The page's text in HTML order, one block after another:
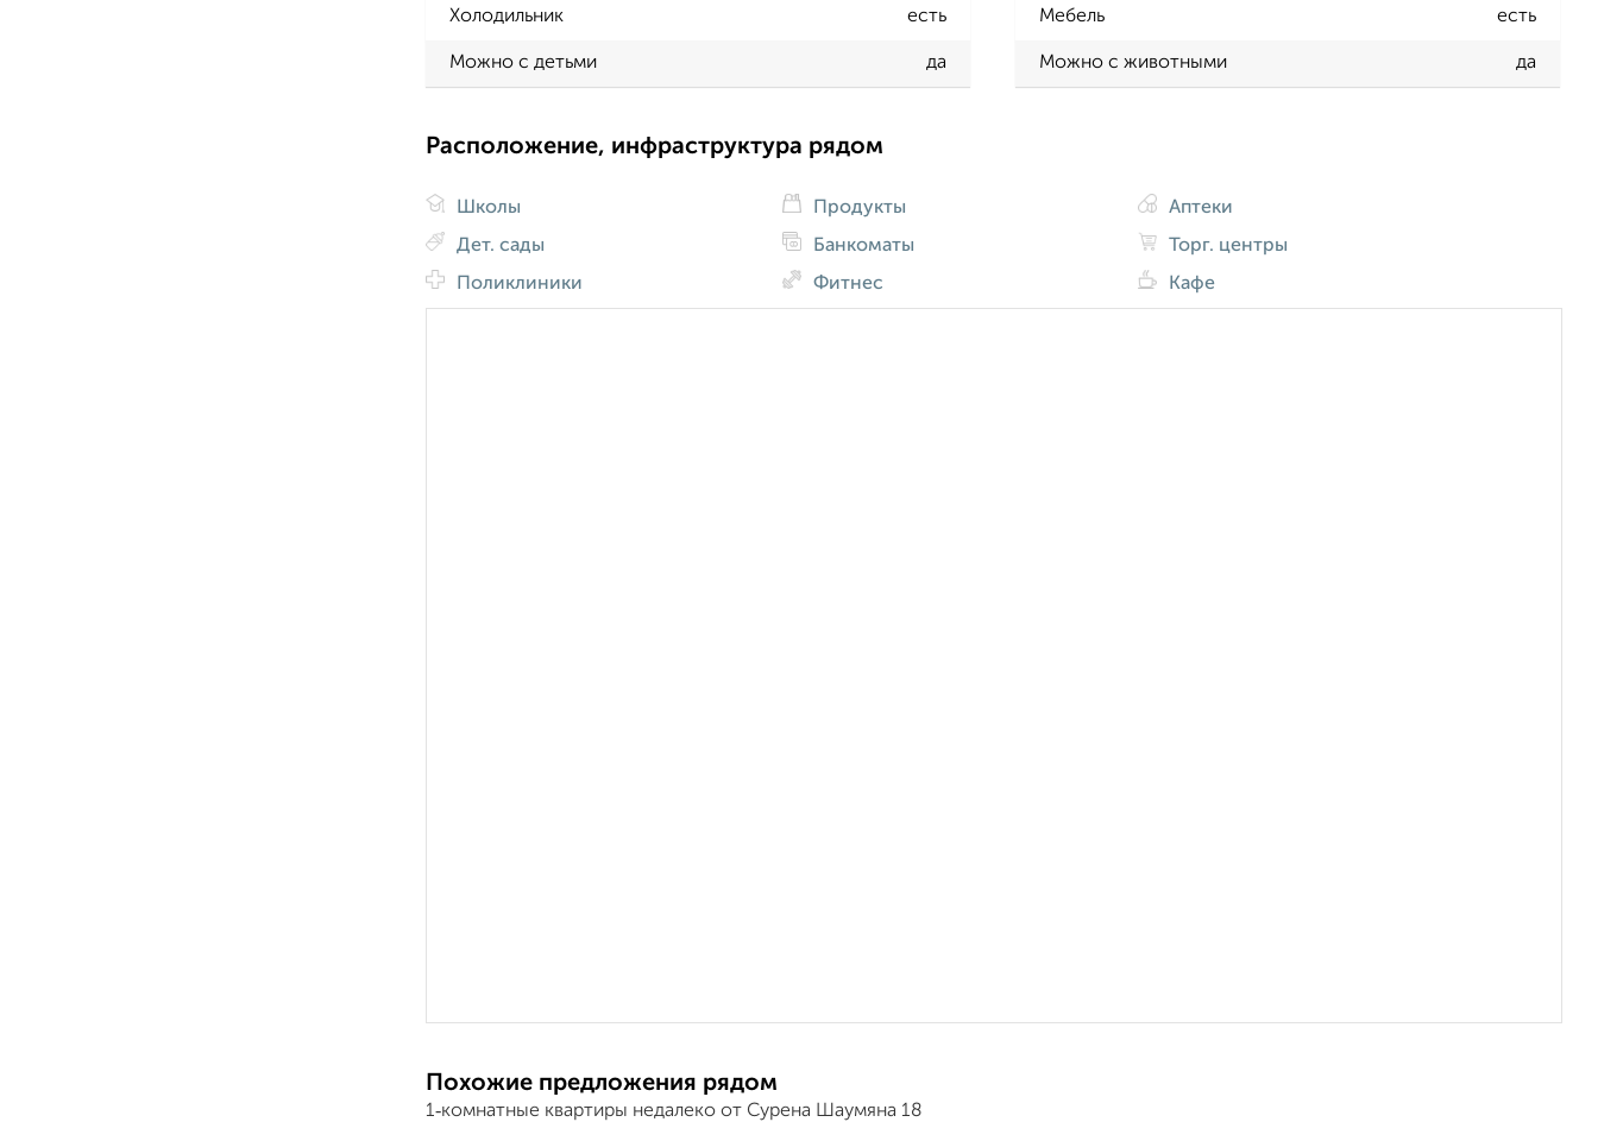
Холодильник есть Мебель есть
Можно с детьми да Можно с животными да
Расположение, инфраструктура рядом
Школы
Дет. сады
Поликлиники
Продукты
Банкоматы
Фитнес
Аптеки
Торг. центры
Кафе
Похожие предложения рядом
1‑комнатные квартиры недалеко от Сурена Шаумяна 18